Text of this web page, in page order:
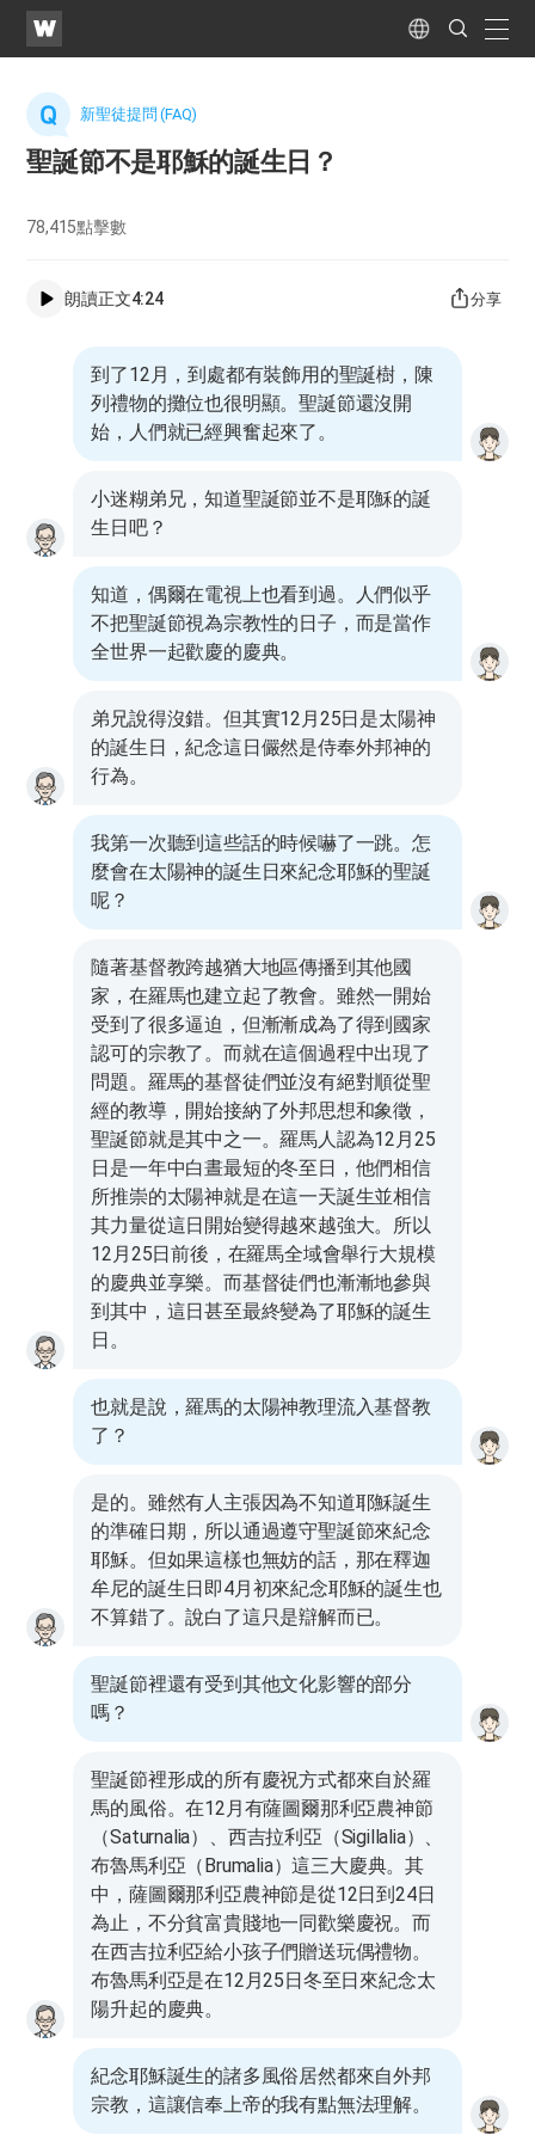
WATV
Language
Search
Submit
新聖徒提問 (FAQ)
聖誕節不是耶穌的誕生日？
78,415點擊數
朗讀正文4:24 分享
到了12月，到處都有裝飾用的聖誕樹，陳
列禮物的攤位也很明顯。聖誕節還沒開
始，人們就已經興奮起來了。
小迷糊弟兄，知道聖誕節並不是耶穌的誕
生日吧？
知道，偶爾在電視上也看到過。人們似乎
不把聖誕節視為宗教性的日子，而是當作
全世界一起歡慶的慶典。
弟兄說得沒錯。但其實12月25日是太陽神
的誕生日，紀念這日儼然是侍奉外邦神的
行為。
我第一次聽到這些話的時候嚇了一跳。怎
麼會在太陽神的誕生日來紀念耶穌的聖誕
呢？
隨著基督教跨越猶大地區傳播到其他國
家，在羅馬也建立起了教會。雖然一開始
受到了很多逼迫，但漸漸成為了得到國家
認可的宗教了。而就在這個過程中出現了
問題。羅馬的基督徒們並沒有絕對順從聖
經的教導，開始接納了外邦思想和象徵，
聖誕節就是其中之一。羅馬人認為12月25
日是一年中白晝最短的冬至日，他們相信
所推崇的太陽神就是在這一天誕生並相信
其力量從這日開始變得越來越強大。所以
12月25日前後，在羅馬全域會舉行大規模
的慶典並享樂。而基督徒們也漸漸地參與
到其中，這日甚至最終變為了耶穌的誕生
日。
也就是說，羅馬的太陽神教理流入基督教
了？
是的。雖然有人主張因為不知道耶穌誕生
的準確日期，所以通過遵守聖誕節來紀念
耶穌。但如果這樣也無妨的話，那在釋迦
牟尼的誕生日即4月初來紀念耶穌的誕生也
不算錯了。說白了這只是辯解而已。
聖誕節裡還有受到其他文化影響的部分
嗎？
聖誕節裡形成的所有慶祝方式都來自於羅
馬的風俗。在12月有薩圖爾那利亞農神節
（Saturnalia）、西吉拉利亞（Sigillalia）、
布魯馬利亞（Brumalia）這三大慶典。其
中，薩圖爾那利亞農神節是從12日到24日
為止，不分貧富貴賤地一同歡樂慶祝。而
在西吉拉利亞給小孩子們贈送玩偶禮物。
布魯馬利亞是在12月25日冬至日來紀念太
陽升起的慶典。
紀念耶穌誕生的諸多風俗居然都來自外邦
宗教，這讓信奉上帝的我有點無法理解。